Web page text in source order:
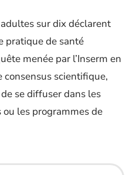
sur dix déclarent
pratique de santé
menée par l’Inserm en
consensus scientifique,
se diffuser dans les
les programmes de